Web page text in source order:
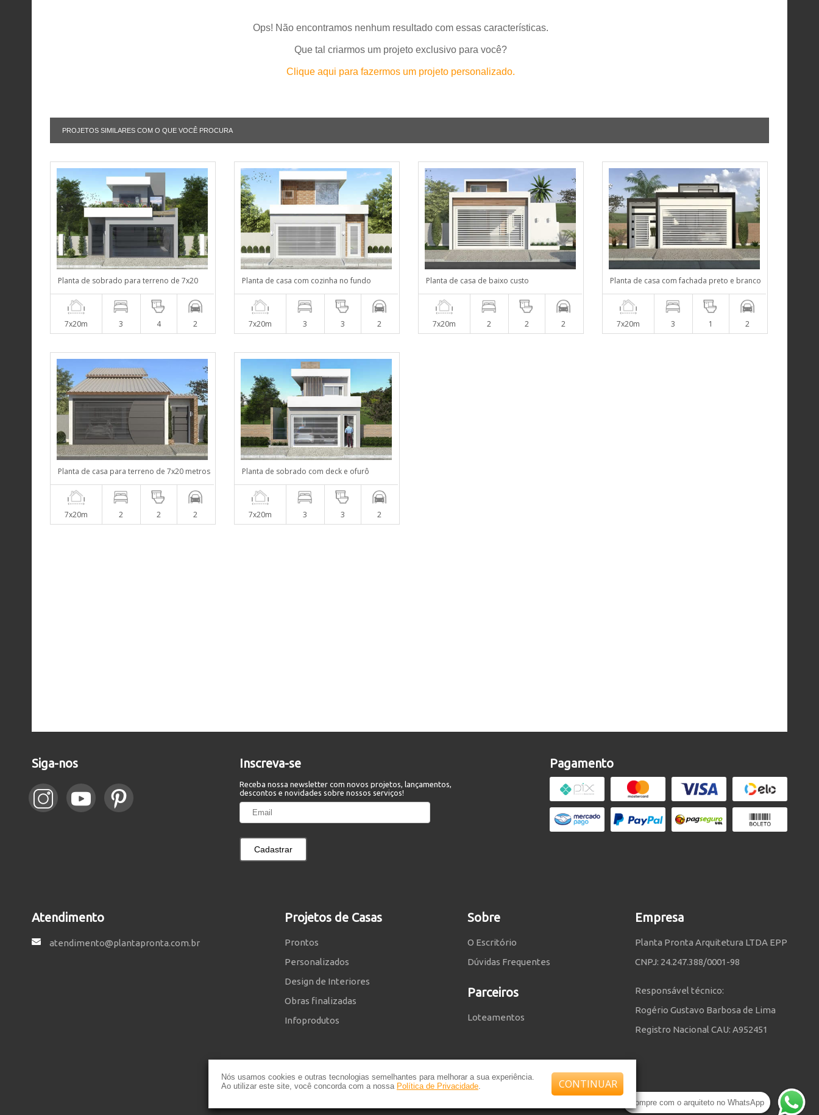
Nós usamos cookies e outras tecnologias semelhantes para melhorar a sua experiência.
Ao utilizar este site, você concorda com a nossa Política de Privacidade. CONTINUAR
Ops! Não encontramos nenhum resultado com essas características.
Que tal criarmos um projeto exclusivo para você?
Clique aqui para fazermos um projeto personalizado.
PROJETOS SIMILARES COM O QUE VOCÊ PROCURA
Planta de sobrado para terreno de 7x20
7x20m 3 4 2
Planta de casa com cozinha no fundo
7x20m 3 3 2
Planta de casa de baixo custo
7x20m 2 2 2
Planta de casa com fachada preto e branco
7x20m 3 1 2
Planta de casa para terreno de 7x20 metros
7x20m 2 2 2
Planta de sobrado com deck e ofurô
7x20m 3 3 2
Siga-nos Inscreva-se
Receba nossa newsletter com novos projetos, lançamentos,
descontos e novidades sobre nossos serviços!
Cadastrar
Pagamento
Atendimento
atendimento@plantapronta.com.br
Projetos de Casas
Prontos
Personalizados
Design de Interiores
Obras finalizadas
Infoprodutos
Sobre
O Escritório
Dúvidas Frequentes
Parceiros
Loteamentos
Empresa
Planta Pronta Arquitetura LTDA EPP
CNPJ: 24.247.388/0001-98
Responsável técnico:
Rogério Gustavo Barbosa de Lima
Registro Nacional CAU: A952451
| © 2014 - 2026 Powered by Planta Pronta
Compre com o arquiteto no WhatsApp